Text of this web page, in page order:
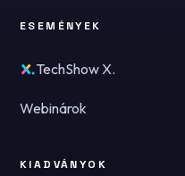
ESEMÉNYEK
TechShow X.
Webinárok
KIADVÁNYOK